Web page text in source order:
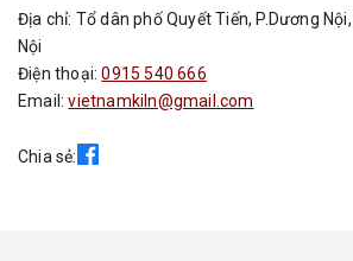
Địa chỉ: Tổ dân phố Quyết Tiến, P.Dương
Nội
Điện thoại:0915 540 666
Email:vietnamkiln@gmail.com
Chia sẻ: